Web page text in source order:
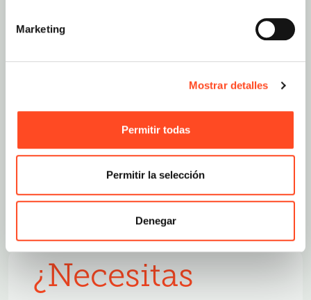
Marketing
Mostrar detalles
Permitir todas
Permitir la selección
Denegar
producto
Si no sabes cómo copiar
un link, haz click aquí
¿Necesitas